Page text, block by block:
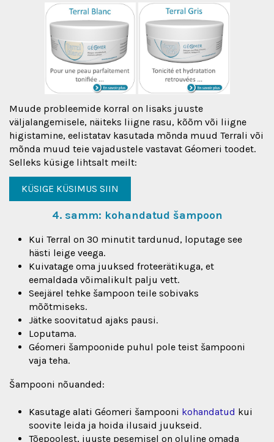
Muude probleemide korral on lisaks juuste
väljalangemisele, näiteks liigne rasu, kõõm või liigne
higistamine, eelistatav kasutada mõnda muud Terrali või
mõnda muud teie vajadustele vastavat Géomeri toodet.
Selleks küsige lihtsalt meilt:
KÜSIGE KÜSIMUS SIIN
4. samm: kohandatud šampoon
Kui Terral on 30 minutit tardunud, loputage see
hästi leige veega.
Kuivatage oma juuksed froteerätikuga, et
eemaldada võimalikult palju vett.
Seejärel tehke šampoon teile sobivaks
mõõtmiseks.
Jätke soovitatud ajaks pausi.
Loputama.
Géomeri šampoonide puhul pole teist šampooni
vaja teha.
Šampooni nõuanded:
Kasutage alati Géomeri šampooni kohandatud kui
soovite leida ja hoida ilusaid juukseid.
Tõepoolest, juuste pesemisel on oluline omada